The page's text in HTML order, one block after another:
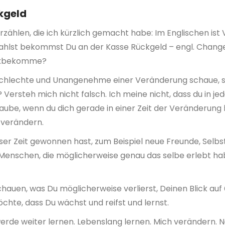
die ich kürzlich gemacht habe: Im Englischen
bekommst Du an der Kasse Rückgeld – engl.
und Unangenehme einer Veränderung schaue,
Versteh mich nicht falsch. Ich meine nicht, dass du in
wenn du dich gerade in einer Zeit der
Zeit gewonnen hast, zum Beispiel neue Freunde,
die möglicherweise genau das selbe erlebt
was Du möglicherweise verlierst, Deinen Blick
dass Du wächst und reifst und lernst.
weiter lernen. Lebenslang lernen. Mich verändern.